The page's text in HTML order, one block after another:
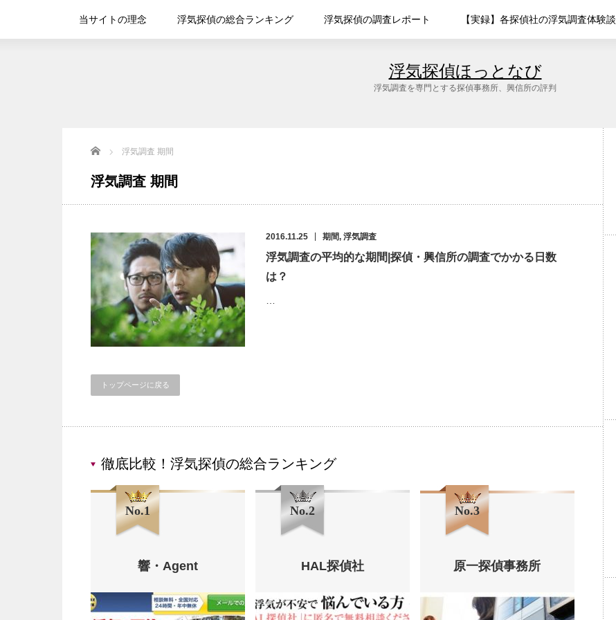
浮気探偵ほっとなび
浮気調査を専門とする探偵事務所、興信所の評判
当サイトの理念 浮気探偵の総合ランキング 浮気探偵の調査レポート 【実録】各探偵社の浮気調査体験談
Home 浮気調査 期間
浮気調査 期間
2016.11.25 期間, 浮気調査
浮気調査の平均的な期間|探偵・興信所の調査でかかる日数
は？
トップページに戻る
徹底比較！浮気探偵の総合ランキング
No.1
響・Agent
No.2
HAL探偵社
No.3
原一探偵事務所